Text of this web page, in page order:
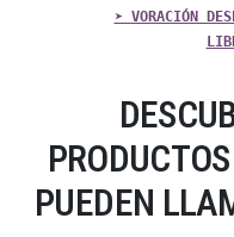
➤ VORACIÓN
PUEDEN